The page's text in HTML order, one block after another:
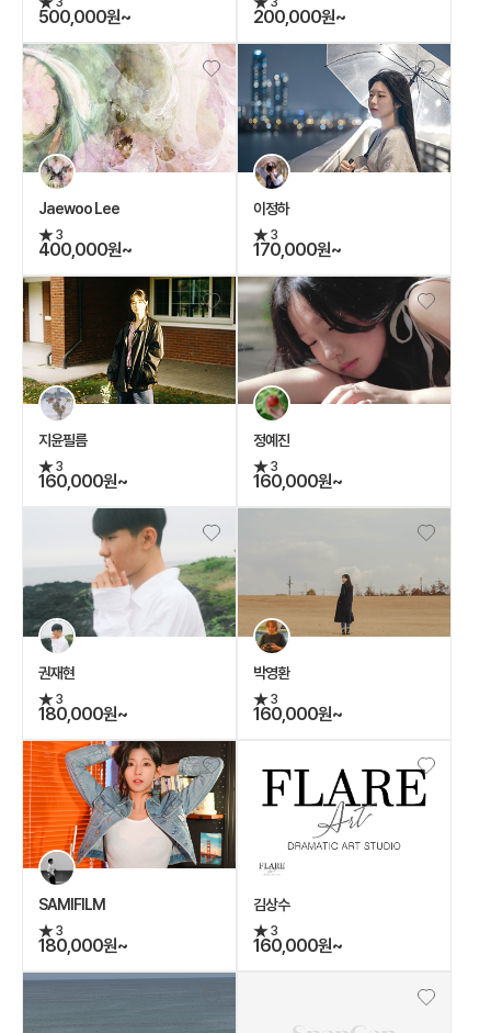
500,000원~ 200,000원~
Jaewoo Lee
3
400,000원~
이정하
3
170,000원~
지윤필름
3
160,000원~
정예진
3
160,000원~
권재현
3
180,000원~
박영환
3
160,000원~
SAMIFILM
3
180,000원~
김상수
3
160,000원~